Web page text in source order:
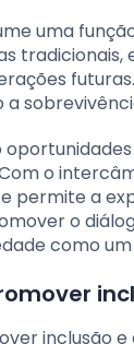
uma
o
permite a
o
como
inclusão